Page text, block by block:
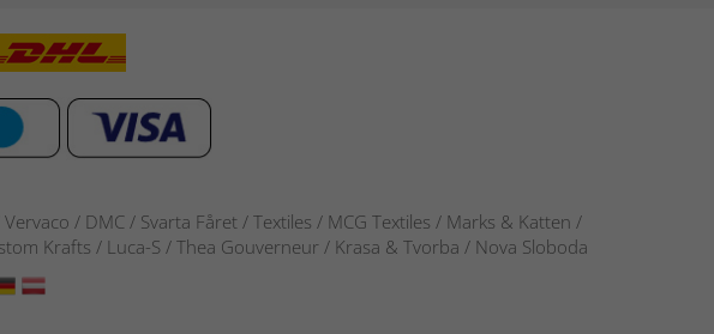
/ DMC / Svarta Fåret / Textiles / MCG Textiles / Marks & Katten /
Krafts / Luca-S / Thea Gouverneur / Krasa & Tvorba / Nova Sloboda